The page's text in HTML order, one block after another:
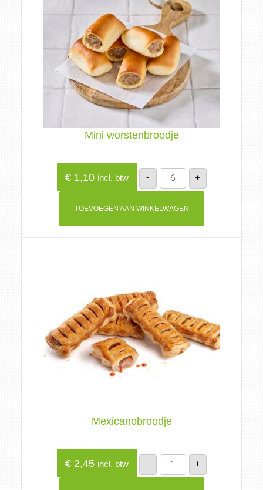
Mini worstenbroodje
€1,10 incl. btw -
Mini
worstenbroodje
aantal
+
TOEVOEGEN AAN WINKELWAGEN
Mexicanobroodje
€2,45 incl. btw -
Mexicanobroodje
aantal
+